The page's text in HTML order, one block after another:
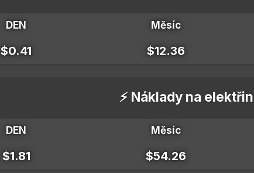
DEN Měsíc
$0.41 $12.36
⚡ Náklady na
DEN Měsíc
$1.81 $54.26